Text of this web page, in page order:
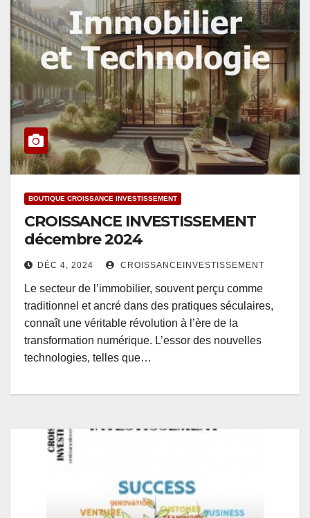
BOUTIQUE CROISSANCE INVESTISSEMENT
CROISSANCE INVESTISSEMENT
décembre 2024
DÉC 4, 2024 CROISSANCEINVESTISSEMENT
Le secteur de l’immobilier, souvent perçu comme
traditionnel et ancré dans des pratiques séculaires,
connaît une véritable révolution à l’ère de la
transformation numérique. L’essor des nouvelles
technologies, telles que…